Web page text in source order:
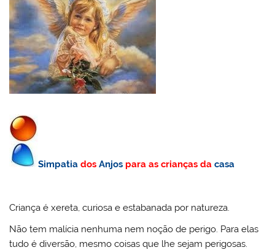
Simpatia dosAnjos para as crianças dacasa
Criança é xereta, curiosa e estabanada por natureza.
Não tem malícia nenhuma nem noção de perigo. Para elas
tudo é diversão, mesmo coisas que lhe sejam perigosas.